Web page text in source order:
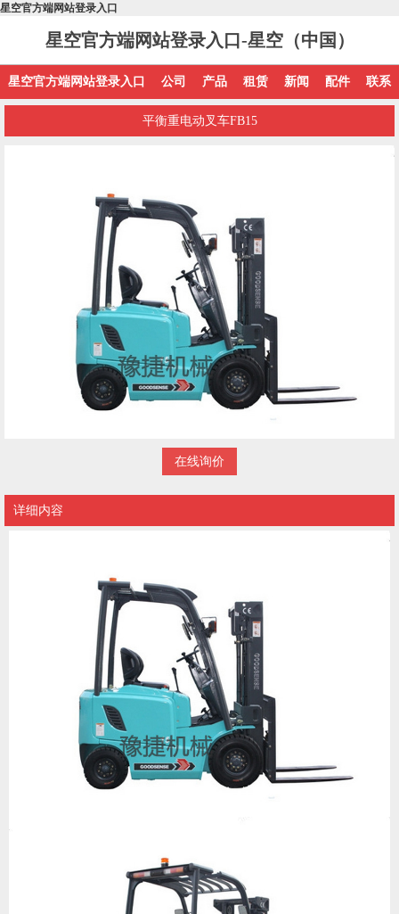
星空官方端网站登录入口
星空官方端网站登录入口-星空（中国）
星空官方端网站登录入口 公司 产品 租赁 新闻 配件 联系
平衡重电动叉车FB15
在线询价
详细内容